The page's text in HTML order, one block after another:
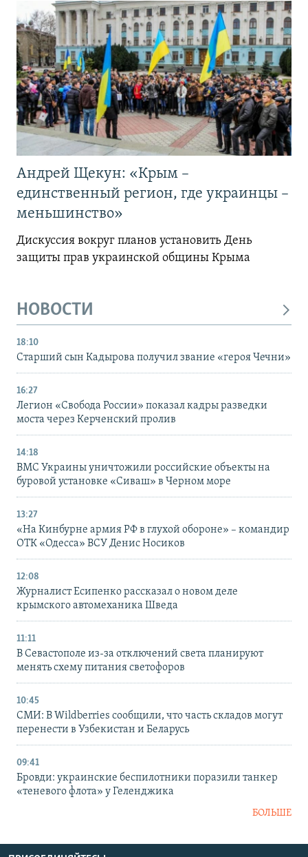
Андрей Щекун: «Крым –
единственный регион, где украинцы –
меньшинство»
Дискуссия вокруг планов установить День
защиты прав украинской общины Крыма
НОВОСТИ
18:10
Старший сын Кадырова получил звание «героя Чечни»
16:27
Легион «Свобода России» показал кадры разведки
моста через Керченский пролив
14:18
ВМС Украины уничтожили российские объекты на
буровой установке «Сиваш» в Черном море
13:27
«На Кинбурне армия РФ в глухой обороне» – командир
ОТК «Одесса» ВСУ Денис Носиков
12:08
Журналист Есипенко рассказал о новом деле
крымского автомеханика Шведа
11:11
В Севастополе из-за отключений света планируют
менять схему питания светофоров
10:45
СМИ: В Wildberries сообщили, что часть складов могут
перенести в Узбекистан и Беларусь
09:41
Бровди: украинские беспилотники поразили танкер
«теневого флота» у Геленджика
БОЛЬШЕ